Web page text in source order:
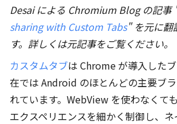
Desai による Chromium Blog の記事
sharing with Custom Tabs" を元に翻
す。詳しくは元記事をご覧ください。
カスタムタブは Chrome が導入した
在では Android のほとんどの主要ブ
れています。WebView を使わなくて
エクスペリエンスを細かく制御し、ネ